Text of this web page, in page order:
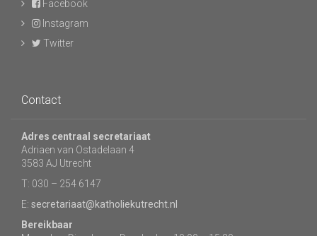
Facebook
Instagram
Twitter
Contact
Adres centraal secretariaat
Adriaen van Ostadelaan 4
3583 AJ Utrecht
T: 030 – 254 6147
E: secretariaat@katholiekutrecht.nl
Bereikbaar